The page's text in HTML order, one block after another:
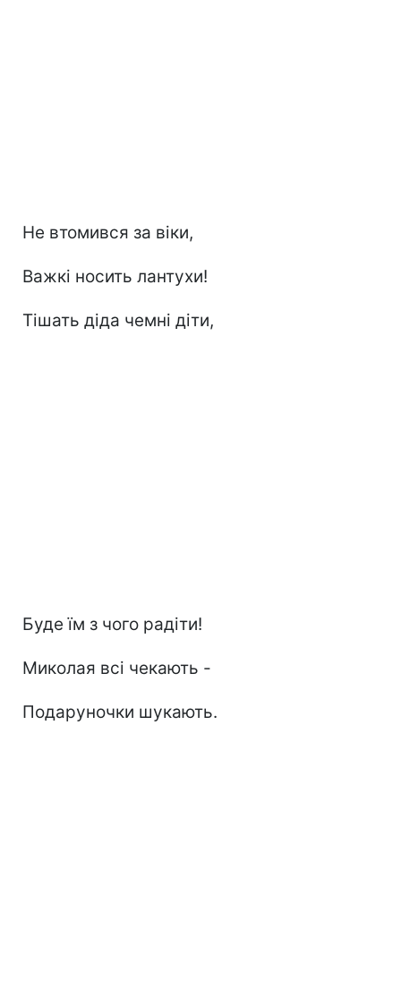
Не втомився за віки,
Важкі носить лантухи!
Тішать діда чемні діти,
Буде їм з чого радіти!
Миколая всі чекають -
Подаруночки шукають.